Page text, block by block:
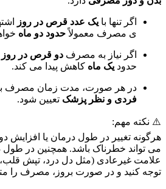
اگر تنها با یک عدد قرص در روز
ی مصرف معمولاًحدود دو ماه
اگر نیاز به مصرف دو قرص در روز
حدود یک ماه کاهش پیدا می کند.
در هر صورت، مدت زمان مصرف
فردی و نظر پزشک تعیین شود.
⚠️ نکته مهم:
هرگونه تغییر در طول درمان یا
می تواند خطرناک باشد. همچنین در طول
علامت غیرعادی (مثل دل درد، تپش
توجه کنید و در صورت بروز، مصرف را